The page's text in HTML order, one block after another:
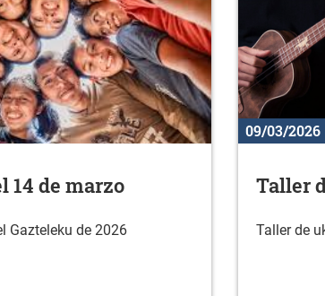
14 de marzo
Gazteleku de 2026
09/03/2026
Taller
Taller de